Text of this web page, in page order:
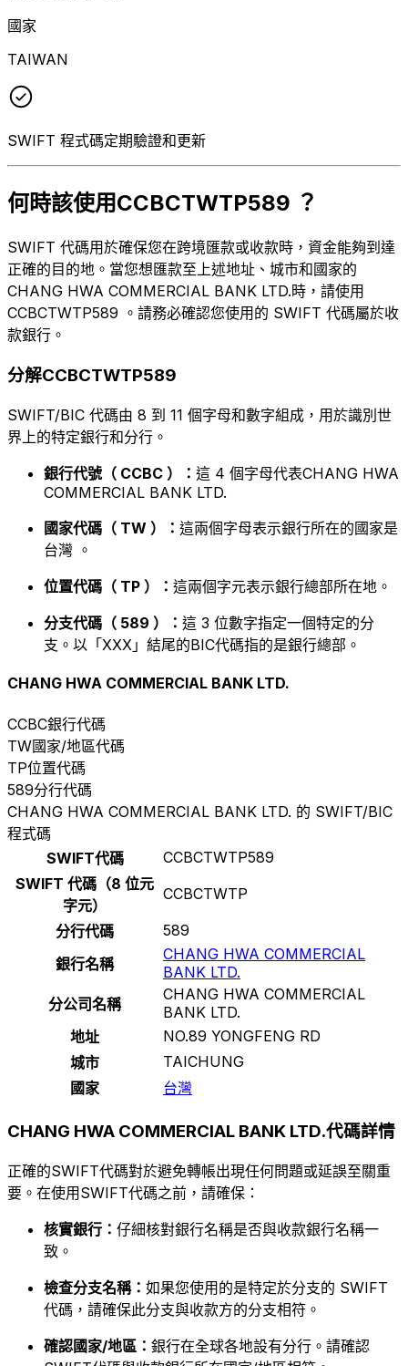
國家
TAIWAN
SWIFT 程式碼定期驗證和更新
何時該使用CCBCTWTP589 ？
SWIFT 代碼用於確保您在跨境匯款或收款時，資金能夠到達
正確的目的地。當您想匯款至上述地址、城市和國家的
CHANG HWA COMMERCIAL BANK LTD.時，請使用
CCBCTWTP589 。請務必確認您使用的 SWIFT 代碼屬於收
款銀行。
分解CCBCTWTP589
SWIFT/BIC 代碼由 8 到 11 個字母和數字組成，用於識別世
界上的特定銀行和分行。
銀行代號（ CCBC ）： 這 4 個字母代表CHANG HWA
COMMERCIAL BANK LTD.
國家代碼（ TW ）： 這兩個字母表示銀行所在的國家是
台灣 。
位置代碼（ TP ）： 這兩個字元表示銀行總部所在地。
分支代碼（ 589 ）： 這 3 位數字指定一個特定的分
支。以「XXX」結尾的BIC代碼指的是銀行總部。
CHANG HWA COMMERCIAL BANK LTD.
CCBC銀行代碼
TW國家/地區代碼
TP位置代碼
589分行代碼
CHANG HWA COMMERCIAL BANK LTD. 的 SWIFT/BIC
程式碼
SWIFT代碼
CCBCTWTP589
SWIFT 代碼（8 位元
字元）
CCBCTWTP
分行代碼
589
銀行名稱
CHANG HWA COMMERCIAL
BANK LTD.
分公司名稱
CHANG HWA COMMERCIAL
BANK LTD.
地址
NO.89 YONGFENG RD
城市
TAICHUNG
國家
台灣
CHANG HWA COMMERCIAL BANK LTD.代碼詳情
正確的SWIFT代碼對於避免轉帳出現任何問題或延誤至關重
要。在使用SWIFT代碼之前，請確保：
核實銀行： 仔細核對銀行名稱是否與收款銀行名稱一
致。
檢查分支名稱： 如果您使用的是特定於分支的 SWIFT
代碼，請確保此分支與收款方的分支相符。
確認國家/地區： 銀行在全球各地設有分行。請確認